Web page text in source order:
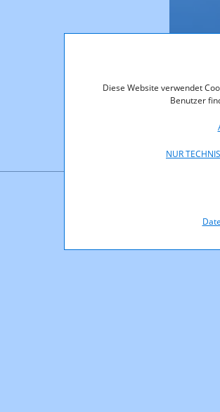
Diese Website verwendet
Benutzer
NUR